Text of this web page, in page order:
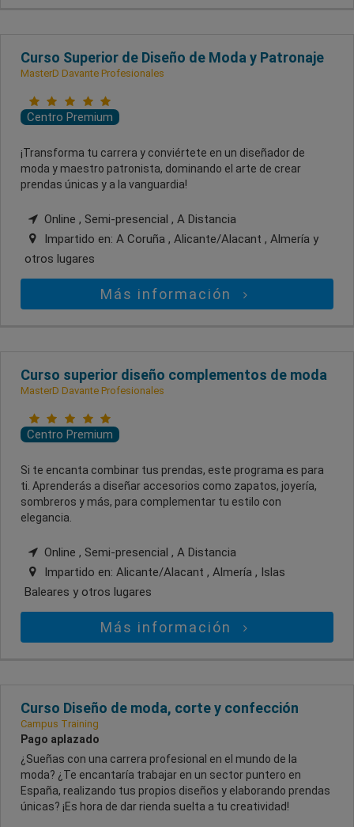
Curso Superior de Diseño de Moda y Patronaje
MasterD Davante Profesionales
Centro Premium
¡Transforma tu carrera y conviértete en un diseñador de
moda y maestro patronista, dominando el arte de crear
prendas únicas y a la vanguardia!
Online , Semi-presencial , A Distancia
Impartido en: A Coruña , Alicante/Alacant , Almería y
otros lugares
Más información
Curso superior diseño complementos de moda
MasterD Davante Profesionales
Centro Premium
Si te encanta combinar tus prendas, este programa es para
ti. Aprenderás a diseñar accesorios como zapatos, joyería,
sombreros y más, para complementar tu estilo con
elegancia.
Online , Semi-presencial , A Distancia
Impartido en: Alicante/Alacant , Almería , Islas
Baleares y otros lugares
Más información
Curso Diseño de moda, corte y confección
Campus Training
Pago aplazado
¿Sueñas con una carrera profesional en el mundo de la
moda? ¿Te encantaría trabajar en un sector puntero en
España, realizando tus propios diseños y elaborando prendas
únicas? ¡Es hora de dar rienda suelta a tu creatividad!